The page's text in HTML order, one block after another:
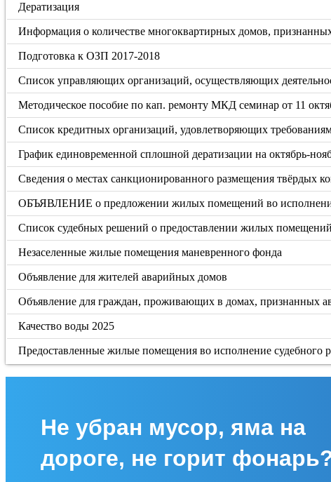
Дератизация
Информация о количестве многоквартирных домов,
Подготовка к ОЗП 2017-2018
Список управляющих организаций, осуществляющих
Методическое пособие по кап. ремонту МКД семинар от 11
Список кредитных организаций, удовлетворяющих
График единовременной сплошной дератизации на октябрь-
Сведения о местах санкционированного размещения твёрдых
ОБЪЯВЛЕНИЕ о предложении жилых помещений во
Список судебных решений о предоставлении жилых
Незаселенные жилые помещения маневренного фонда
Объявление для жителей аварийных домов
Объявление для граждан, проживающих в домах, признанных
Качество воды 2025
Предоставленные жилые помещения во исполнение судебного
Не убран мусор, яма на
дороге, не горит